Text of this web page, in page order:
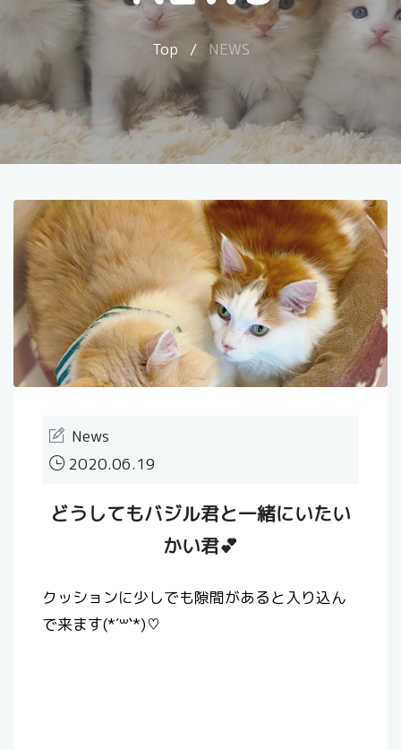
Top / NEWS
News
2020.06.19
どうしてもバジル君と一緒にいたい
かい君💕
クッションに少しでも隙間があると入り込ん
で来ます(*´꒳`*)♡